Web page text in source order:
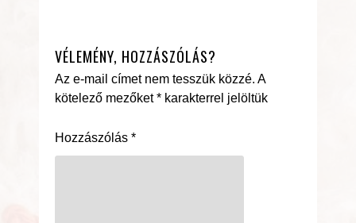
VÉLEMÉNY, HOZZÁSZÓLÁS?
Az e-mail címet nem tesszük közzé. A
kötelező mezőket* karakterrel jelöltük
Hozzászólás *